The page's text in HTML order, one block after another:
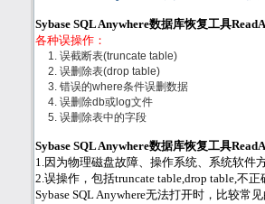
Sybase SQL Anywhere数据库恢复工具
各种误操作：
误截断表(truncate table)
误删除表(drop table)
错误的where条件误删数据
误删除db或log文件
误删除表中的字段
Sybase SQL Anywhere数据库恢复工具
1.因为物理磁盘故障、操作系统、系统软件
2.误操作，包括truncate table,drop table,不
Sybase SQL Anywhere无法打开时，比较常